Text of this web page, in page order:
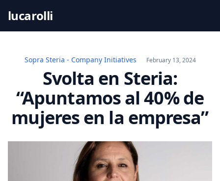
i
lucarolli
Sopra Steria - Company Initiatives February 13, 2024
Svolta en Steria:
“Apuntamos al 40% de
mujeres en la empresa”